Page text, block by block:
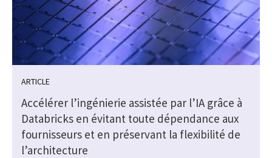
ARTICLE
Accélérer l’ingénierie assistée par l’IA grâce à
Databricks en évitant toute dépendance aux
fournisseurs et en préservant la flexibilité de
l’architecture